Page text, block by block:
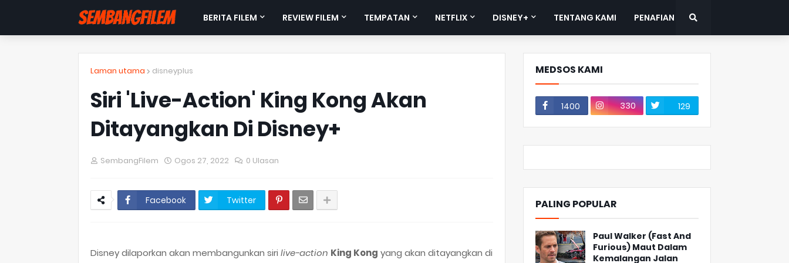
BERITA FILEM REVIEW FILEM TEMPATAN NETFLIX DISNEY+ TENTANG KAMI PENAFIAN
Laman utama disneyplus
Siri 'Live-Action' King Kong Akan
Ditayangkan Di Disney+
SembangFilem Ogos 27, 2022 0 Ulasan
Facebook Twitter
Disney dilaporkan akan membangunkan siri live-action King Kong yang akan ditayangkan di
MEDSOS KAMI
1400 330 129
PALING POPULAR
Paul Walker (Fast And
Furious) Maut Dalam
Kemalangan Jalan